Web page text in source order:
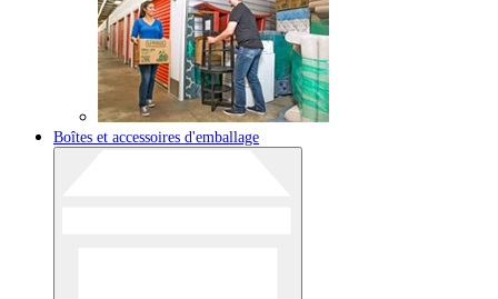
Boîtes et accessoires d'emballage